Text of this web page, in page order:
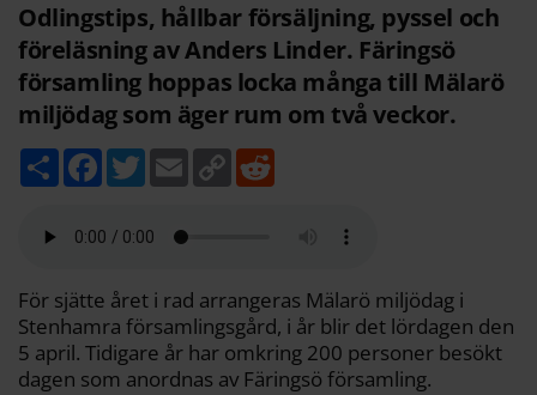
Odlingstips, hållbar försäljning, pyssel och
föreläsning av Anders Linder. Färingsö
församling hoppas locka många till Mälarö
miljödag som äger rum om två veckor.
D
e
F
b
k
T
w
t
E
m
C
o
k
För sjätte året i rad arrangeras Mälarö miljödag i
Stenhamra församlingsgård, i år blir det lördagen den
5 april. Tidigare år har omkring 200 personer besökt
dagen som anordnas av Färingsö församling.